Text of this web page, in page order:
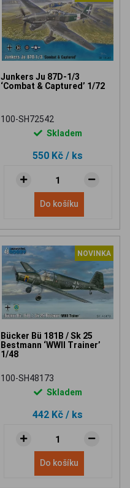
Junkers Ju 87D-1/3
‘Combat & Captured’ 1/72
100-SH72542
Skladem
550 Kč / ks
Do košíku
NOVINKA
Bücker Bü 181B / Sk 25
Bestmann ‘WWII Trainer’
1/48
100-SH48173
Skladem
442 Kč / ks
Do košíku